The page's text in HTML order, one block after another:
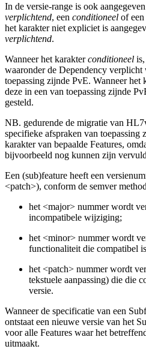
In de versie-range is ook
verplichtend, een conditioneel of een
het karakter niet expliciet is
verplichtend.
Wanneer het karakterconditioneel
waaronder de Dependency
toepassing zijnde PvE. Wanneer het
deze in een van toepassing zijnde
gesteld.
NB. gedurende de migratie van
specifieke afspraken van toepassing
karakter van bepaalde Features,
bijvoorbeeld nog kunnen zijn
Een (sub)feature heeft een
<patch>), conform de semver
het <major> nummer wordt
incompatibele wijziging;
het <minor> nummer wordt
functionaliteit die compatibel
het <patch> nummer wordt
tekstuele aanpassing) die die
versie.
Wanneer de specificatie van een
ontstaat een nieuwe versie van het
voor alle Features waar het
uitmaakt.